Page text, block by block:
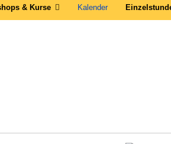
& Kurse Kalender